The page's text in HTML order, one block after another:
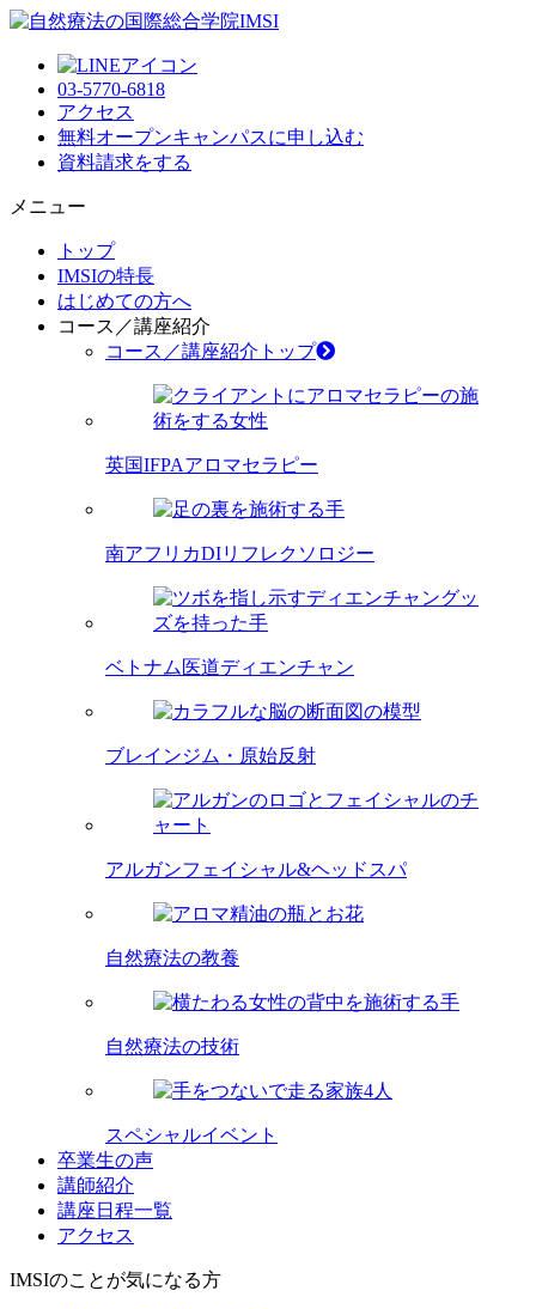
03-5770-6818
アクセス
無料オープンキャンパスに申し込む
資料請求をする
メニュー
トップ
IMSIの特長
はじめての方へ
コース／講座紹介
コース／講座紹介トップ
英国IFPAアロマセラピー
南アフリカDIリフレクソロジー
ベトナム医道ディエンチャン
ブレインジム・原始反射
アルガンフェイシャル&ヘッドスパ
自然療法の教養
自然療法の技術
スペシャルイベント
卒業生の声
講師紹介
講座日程一覧
アクセス
IMSIのことが気になる方